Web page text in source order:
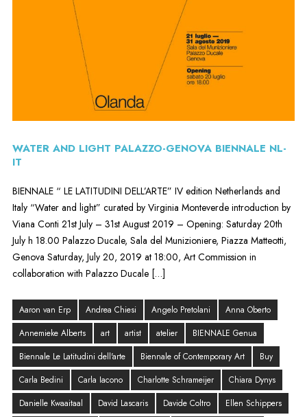
WATER AND LIGHT PALAZZO-GENOVA BIENNALE NL-
IT
BIENNALE “ LE LATITUDINI DELL’ARTE” IV edition Netherlands and
Italy “Water and light” curated by Virginia Monteverde introduction by
Viana Conti 21st July – 31st August 2019 – Opening: Saturday 20th
July h 18.00 Palazzo Ducale, Sala del Munizioniere, Piazza Matteotti,
Genova Saturday, July 20, 2019 at 18:00, Art Commission in
collaboration with Palazzo Ducale […]
Aaron van Erp Andrea Chiesi Angelo Pretolani
Anna Oberto
Annemieke Alberts
art artist atelier
BIENNALE Genua
Biennale Le Latitudini dell'arte
Biennale of Contemporary Art
Buy
Carla Bedini
Carla Iacono Charlotte Schrameijer
Chiara Dynys
Danielle Kwaaitaal
David Lascaris Davide Coltro
Ellen Schippers